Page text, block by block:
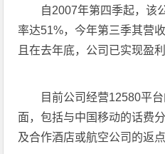
自2007年第四季起，该
率达51%，今年第三季其营
且在去年底，公司已实现盈
目前公司经营12580平
面，包括与中国移动的话费
及合作酒店或航空公司的返点